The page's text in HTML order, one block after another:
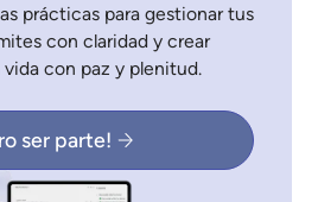
prácticas para gestionar tus
con claridad y crear
con paz y plenitud.
ser parte!